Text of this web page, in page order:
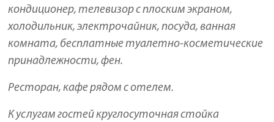
кондиционер, телевизор с плоским экраном,
холодильник, электрочайник, посуда, ванная
комната, бесплатные туалетно-косметические
принадлежности, фен.
Ресторан, кафе рядом с отелем.
К услугам гостей круглосуточная стойка